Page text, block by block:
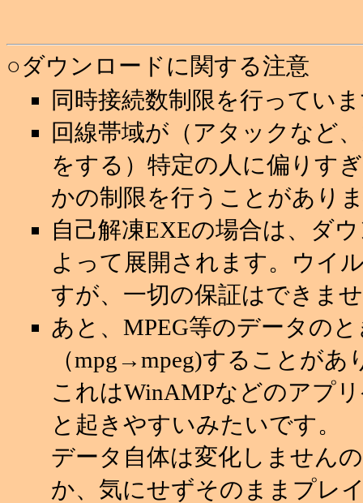
○ダウンロードに関する注意
同時接続数制限を行ってい
回線帯域が（アタックなど
をする）特定の人に偏りす
かの制限を行うことがあり
自己解凍EXEの場合は、ダ
よって展開されます。ウイ
すが、一切の保証はできま
あと、MPEG等のデータの
（mpg→mpeg)することがあ
これはWinAMPなどのアプ
と起きやすいみたいです。
データ自体は変化しません
か、気にせずそのままプレ